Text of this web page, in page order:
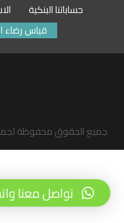
حساباتنا البنكية
قياس رضاء
جميع الحقوق محفوظة
تواصل معنا